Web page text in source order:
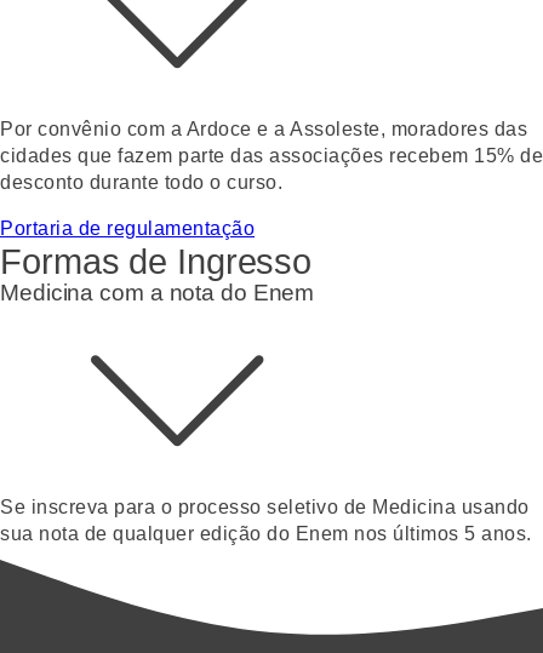
Por convênio com a Ardoce e a Assoleste, moradores das
cidades que fazem parte das associações recebem 15% de
desconto durante todo o curso.
Portaria de regulamentação
Formas de Ingresso
Medicina com a nota do Enem
Se inscreva para o processo seletivo de Medicina usando
sua nota de qualquer edição do Enem nos últimos 5 anos.